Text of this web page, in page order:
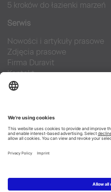
5 kroków do łazienki marzeń
Serwis
Nowości i artykuły prasowe
Zdjęcia prasowe
Firma Duravit
Kontakt
Najczęściej zadawane pytania
Facebook
Pinterest
Flickr